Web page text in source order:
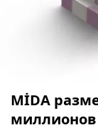
МİDA